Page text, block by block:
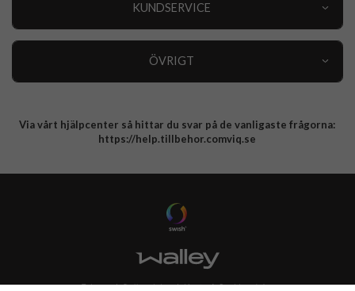
KUNDSERVICE
ÖVRIGT
Integritetspolicy
Via vårt hjälpcenter så hittar du svar på de vanligaste frågorna:
https://help.tillbehor.comviq.se